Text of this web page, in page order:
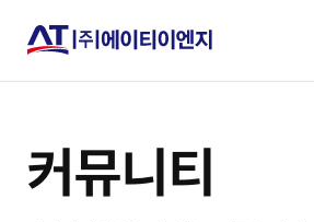
커뮤니티